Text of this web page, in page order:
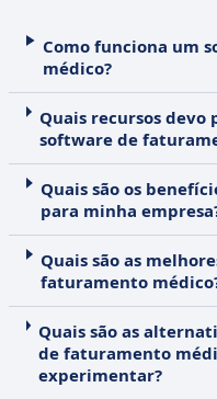
Como funciona um
médico?
Quais recursos
software de
Quais são os
para minha
Quais são as
faturamento
Quais são as
de faturamento
experimentar?